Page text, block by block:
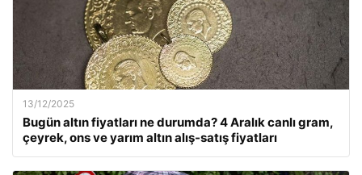
13/12/2025
Bugün altın fiyatları ne durumda? 4 Aralık canlı gram,
çeyrek, ons ve yarım altın alış-satış fiyatları